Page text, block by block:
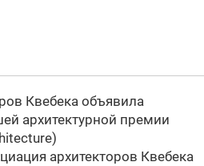
Квебека объявила
архитектурной премии
архитекторов Квебека